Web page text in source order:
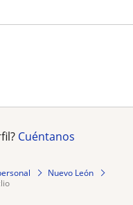
Cuéntanos
Nuevo León